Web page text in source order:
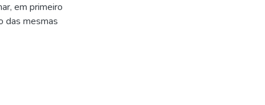
em primeiro
das mesmas